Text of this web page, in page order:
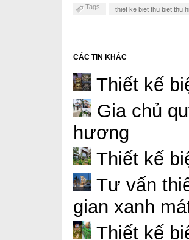
Tags thiet ke biet thu biet thu
CÁC TIN KHÁC
Thiết kế
Gia chủ
hương
Thiết kế
Tư vấn
gian xanh
Thiết kế